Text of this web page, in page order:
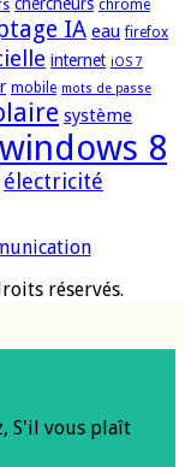
chrome
IA eau firefox
internet iOS 7
mobile mots de passe
système
windows 8
électricité
réservés.
S'il vous plaît